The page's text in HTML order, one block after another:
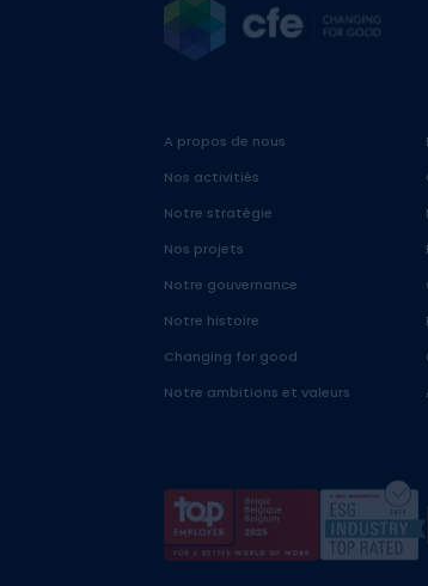
A propos de nous
Nos activitiés
Notre stratégie
Nos projets
Notre gouvernance
Notre histoire
Changing for good
Notre ambitions et valeurs